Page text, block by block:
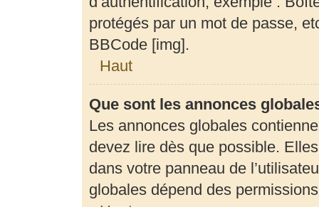
protégés par un mot de passe,
BBCode [img].
Haut
Que sont les annonces
Les annonces globales
devez lire dès que possible.
dans votre panneau de
globales dépend des